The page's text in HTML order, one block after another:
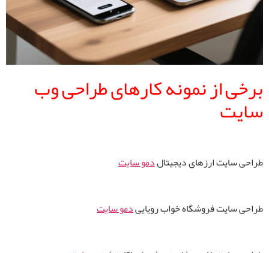
برخی از نمونه کارهای طراحی وب
سایت
طراحی سایت ارزهای دیجیتالدمو سایت
طراحی سایت فروشگاه خواب رویاییدمو سایت